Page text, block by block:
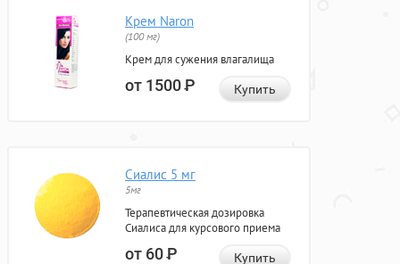
Крем Naron
(100 мг)
Крем для сужения влагалища
от 1500Р Купить
Сиалис 5 мг
5мг
Терапевтическая дозировка
Сиалиса для курсового приема
от 60Р Купить